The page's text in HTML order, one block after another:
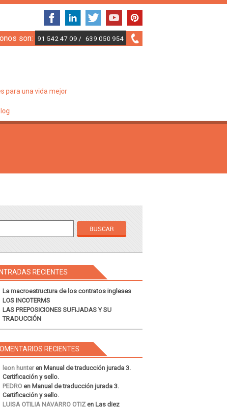
son: 91 542 47 09 / 639 050 954
para una vida mejor
RECIENTES
La macroestructura de los contratos ingleses
LOS INCOTERMS
LAS PREPOSICIONES SUFIJADAS Y SU
TRADUCCIÓN
RECIENTES
leon hunteren Manual de traducción jurada 3.
Certificación y sello.
PEDRO en Manual de traducción jurada 3.
Certificación y sello.
LUISA OTILIA NAVARRO OTIZen Las diez